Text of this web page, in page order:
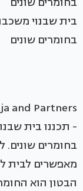
בית שבנוי
בחומרים שונים
- תכננו בית
בחומרים שונים.
מאפשרים לבית
הבטון הוא